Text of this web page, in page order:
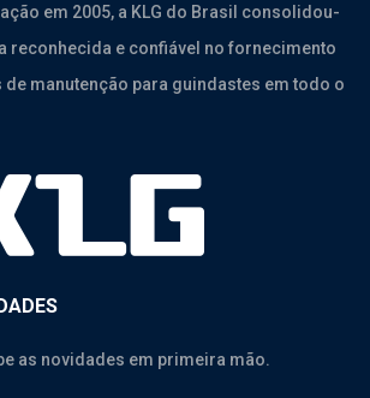
em 2005, a KLG do Brasil consolidou-
reconhecida e confiável no fornecimento
manutenção para guindastes em todo o
as novidades em primeira mão.